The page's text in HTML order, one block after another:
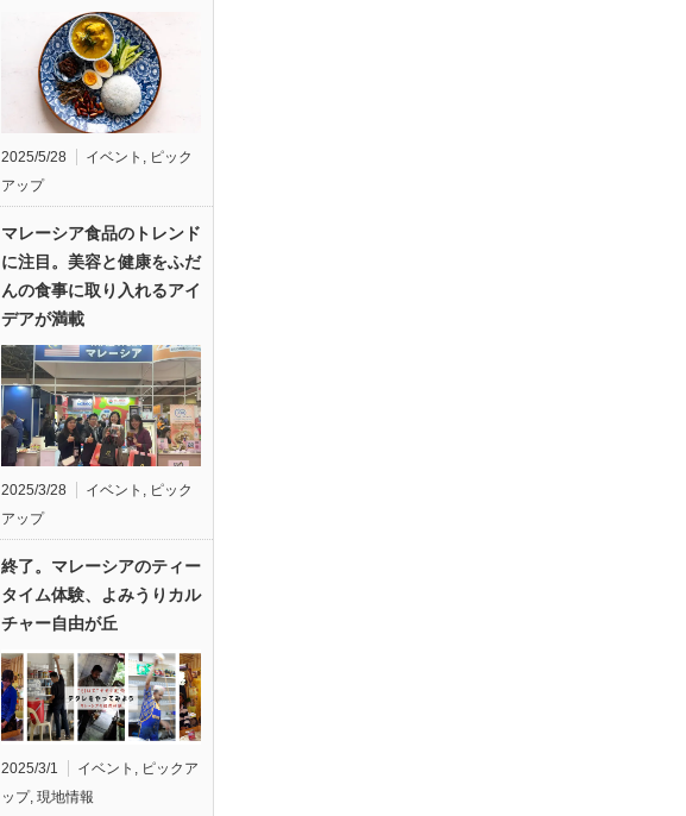
2025/5/28 イベント , ピック
アップ
マレーシア食品のトレンド
に注目。美容と健康をふだ
んの食事に取り入れるアイ
デアが満載
2025/3/28 イベント
ピック
アップ
終了。マレーシアのティー
タイム体験、よみうりカル
チャー自由が丘
2025/3/1 イベント , ピックア
ップ, 現地情報